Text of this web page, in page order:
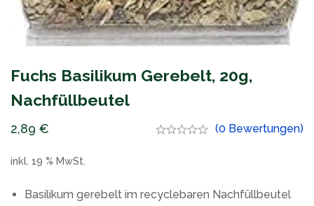
Fuchs Basilikum Gerebelt, 20g,
Nachfüllbeutel
2,89 € (0 Bewertungen)
inkl. 19 % MwSt.
Basilikum gerebelt im recyclebaren Nachfüllbeutel